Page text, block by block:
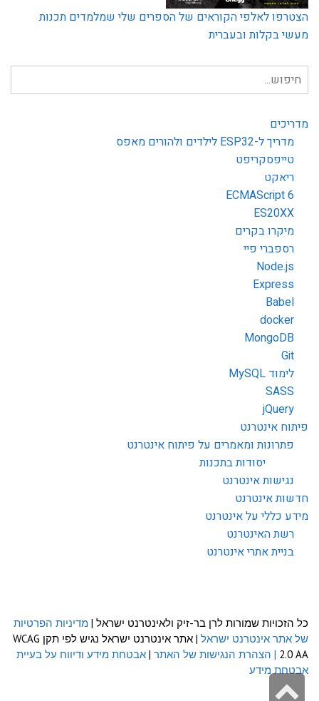
הצטרפו לאלפי הקוראים של הספרים שלי שמלמדים תכנות
מעשי בקלות ובעברית
חיפוש
עבור:
מדריכים
מדריך ל-ESP32 לילדים ולהורים מאפס
טייפסקריפט
ריאקט
ECMAScript 6
ES20XX
מיקרו בקרים
רספברי פיי
Node.js
Express
Babel
docker
MongoDB
Git
לימוד MySQL
SASS
jQuery
פיתוח אינטרנט
פתרונות ומאמרים על פיתוח אינטרנט
יסודות בתכנות
נגישות אינטרנט
חדשות אינטרנט
מידע כללי על אינטרנט
רשת האינטרנט
בניית אתרי אינטרנט
כל הזכויות שמורות לרן בר-זיק ולאינטרנט ישראל | מדיניות הפרטיות
של אתר אינטרנט ישראל
| אתר אינטרנט ישראל נגיש לפי תקן WCAG
2.0 AA | הצהרת הנגישות של האתר | אבטחת מידע ודיווח על בעיית
אבטחת מידע
גלילה